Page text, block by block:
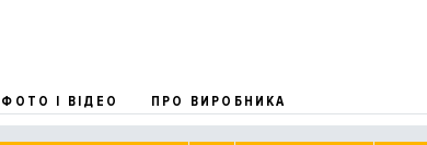
ФОТО І ВІДЕО ПРО ВИРОБНИКА